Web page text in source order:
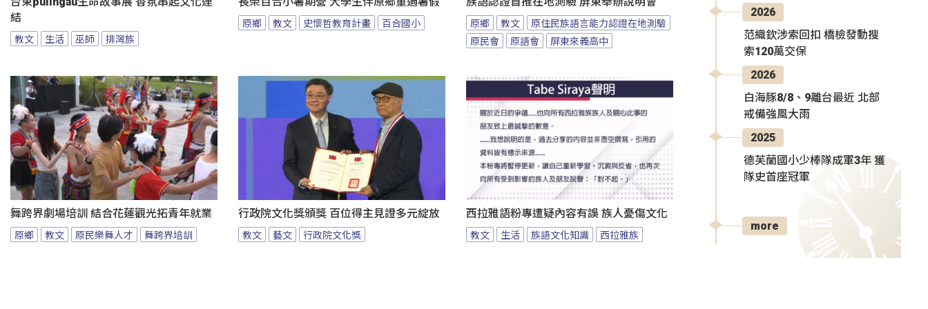
結
教文 生活 巫師 排灣族
原鄉 教文 史懷哲教育計畫 百合國小 原鄉 教文
原住民族語言能力認證在地測驗
原民會
原語會 屏東來義高中
舞跨界劇場培訓 結合花蓮觀光拓青年就業
原鄉 教文 原民樂舞人才 舞跨界培訓
行政院文化獎頒獎 百位得主見證多元綻放
教文 藝文 行政院文化獎
西拉雅語粉專遭疑內容有誤 族人憂傷文化
教文 生活 族語文化知識 西拉雅族
2026
范織欽涉索回扣 橋檢發動搜
索120萬交保
2026
白海豚8/8、9離台最近 北部
戒備強風大雨
2025
德芙蘭國小少棒隊成軍3年 獲
隊史首座冠軍
more